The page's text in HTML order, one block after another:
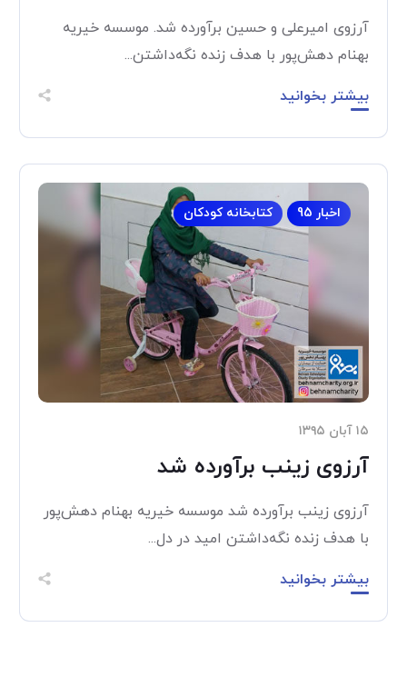
آرزوی امیرعلی و حسین برآورده شد. موسسه خیریه
بهنام دهش‌پور با هدف زنده نگه‌داشتن...
بیشتر بخوانید
اخبار 95 کتابخانه کودکان
۱۵ آبان ۱۳۹۵
آرزوی زینب برآورده شد
آرزوی زینب برآورده شد موسسه خیریه بهنام دهش‌پور
با هدف زنده نگه‌داشتن امید در دل...
بیشتر بخوانید